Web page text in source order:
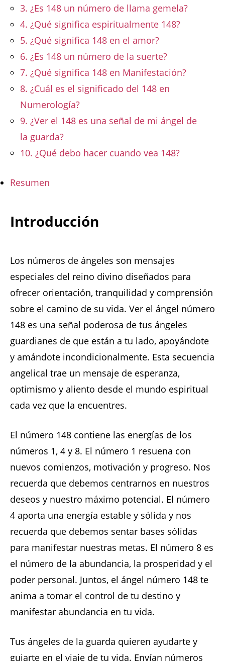
3. ¿Es 148 un número de llama gemela?
4. ¿Qué significa espiritualmente 148?
5. ¿Qué significa 148 en el amor?
6. ¿Es 148 un número de la suerte?
7. ¿Qué significa 148 en Manifestación?
8. ¿Cuál es el significado del 148 en
Numerología?
9. ¿Ver el 148 es una señal de mi ángel de
la guarda?
10. ¿Qué debo hacer cuando vea 148?
Resumen
Introducción
Los números de ángeles son mensajes
especiales del reino divino diseñados para
ofrecer orientación, tranquilidad y comprensión
sobre el camino de su vida. Ver el ángel número
148 es una señal poderosa de tus ángeles
guardianes de que están a tu lado, apoyándote
y amándote incondicionalmente. Esta secuencia
angelical trae un mensaje de esperanza,
optimismo y aliento desde el mundo espiritual
cada vez que la encuentres.
El número 148 contiene las energías de los
números 1, 4 y 8. El número 1 resuena con
nuevos comienzos, motivación y progreso. Nos
recuerda que debemos centrarnos en nuestros
deseos y nuestro máximo potencial. El número
4 aporta una energía estable y sólida y nos
recuerda que debemos sentar bases sólidas
para manifestar nuestras metas. El número 8 es
el número de la abundancia, la prosperidad y el
poder personal. Juntos, el ángel número 148 te
anima a tomar el control de tu destino y
manifestar abundancia en tu vida.
Tus ángeles de la guarda quieren ayudarte y
guiarte en el viaje de tu vida. Envían números